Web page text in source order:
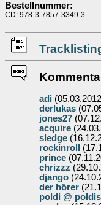
Bestellnummer:
CD: 978-3-7857-3349-3
adi
derlukas
jones27
acquire
sledge
rockinroll
prince
chrizzz
django
der hörer
poldi @